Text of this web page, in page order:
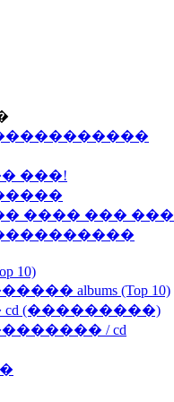
���!
���� ���
10)
albums (Top 10)
(���������)
/ cd